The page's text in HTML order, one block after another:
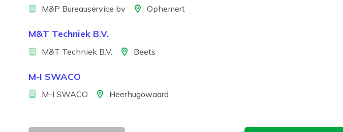
BedrijfM&P Bureauservice bv LocatieOphemert
M&T Techniek B.V.
BedrijfM&T Techniek B.V. LocatieBeets
M-I SWACO
BedrijfM-I SWACO LocatieHeerhugowaard